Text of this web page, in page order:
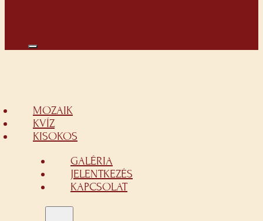
MOZAIK
KVÍZ
KISOKOS
GALÉRIA
JELENTKEZÉS
KAPCSOLAT